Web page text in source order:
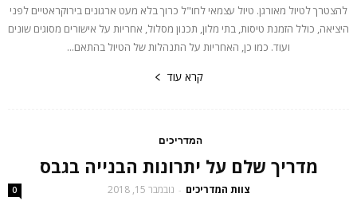
להצטרך לטיול מאורגן. טיול עצמאי לחו"ל כרוך בלא מעט ארגונים בירוקראטיים לפני
היציאה, כולל הזמנת טיסות, בתי מלון, תכנון מסלול, אחריות על אישורים מסוגים שונים
ועוד. כמו כן, האחריות על התנהלות של הטיול בהתאם...
קרא עוד
המדריכים
מדריך שלם על יתרונות הבנייה בגבס
צוות המדריכים - נובמבר 15, 2018 0